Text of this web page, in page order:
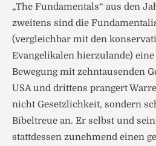
„The Fundamentals“ aus den
zweitens sind die
(vergleichbar mit den
Evangelikalen hierzulande)
Bewegung mit zehntausenden
USA und drittens prangert
nicht Gesetzlichkeit, sondern
Bibeltreue an. Er selbst und
stattdessen zunehmend einen